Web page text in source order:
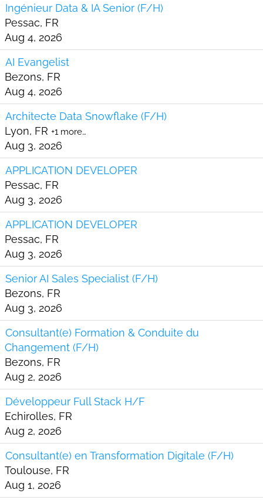
Ingénieur Data & IA Senior (F/H)
Pessac, FR
Aug 4, 2026
AI Evangelist
Bezons, FR
Aug 4, 2026
Architecte Data Snowflake (F/H)
Lyon, FR +1 more…
Aug 3, 2026
APPLICATION DEVELOPER
Pessac, FR
Aug 3, 2026
APPLICATION DEVELOPER
Pessac, FR
Aug 3, 2026
Senior AI Sales Specialist (F/H)
Bezons, FR
Aug 3, 2026
Consultant(e) Formation & Conduite du
Changement (F/H)
Bezons, FR
Aug 2, 2026
Développeur Full Stack H/F
Echirolles, FR
Aug 2, 2026
Consultant(e) en Transformation Digitale (F/H)
Toulouse, FR
Aug 1, 2026